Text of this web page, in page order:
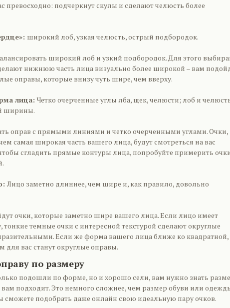
превосходно: подчеркнут скулы и сделают челюсть более
широкий лоб, узкая челюсть, острый подбородок.
широкий лоб и узкий подбородок. Для этого
нижнюю часть лица визуально более широкой – вам
оправы, которые внизу чуть шире, чем вверху.
лица: Четко очерченные углы лба, щек, челюсти; лоб и
ширины.
оправ с прямыми линиями и четко очерченными углами. Очки,
самая широкая часть вашего лица, будут смотреться на вас
сгладить прямые контуры лица, попробуйте примерить
Лицо заметно длиннее, чем шире и, как правило, довольно
очки, которые заметно шире вашего лица. Если лицо имеет
темные очки с интересной текстурой сделают округлые
Если же форма вашего лица ближе ко квадратной,
вас станут округлые оправы.
по размеру
подошли по форме, но и хорошо сели, вам нужно знать
подходит. Это немного сложнее, чем размер обуви или
сможете подобрать даже онлайн свою идеальную пару очков.